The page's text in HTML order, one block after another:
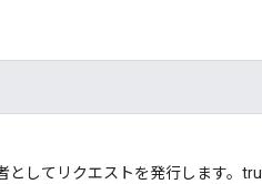
としてリクエストを発行します。